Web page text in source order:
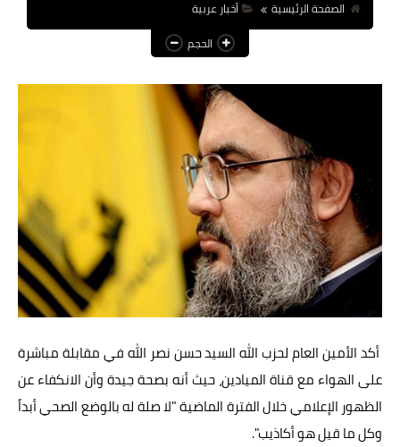
عالم المرأة
فن وثقافة
أخبار مصر
أخبار عربية
أخبار النجوم
أخبار العالم
الصفحة الرئيسية
أخبار عربية
الحجم
أكد الأمين العام لحزب الله السيد حسن نصر الله في مقابلة مباشرة
على الهواء مع قناة الميادين، حيث أنه بصحة جيدة وأن الانكفاء عن
الظهور الإعلامي خلال الفترة الماضية "لا صلة له بالوضع الصحي أبداً
وكل ما قيل هو أكاذيب".